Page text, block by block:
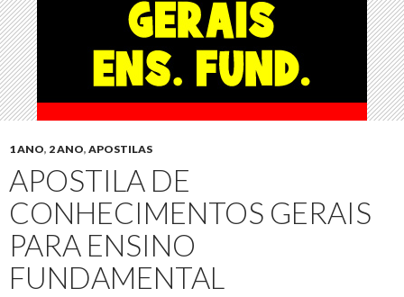
1 ANO, 2 ANO, APOSTILAS
APOSTILA DE
CONHECIMENTOS GERAIS
PARA ENSINO
FUNDAMENTAL